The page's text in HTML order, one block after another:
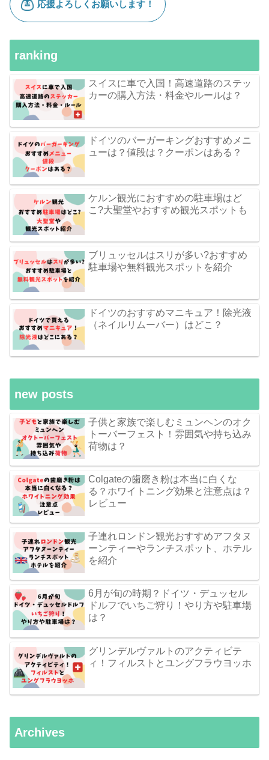
ranking
スイスに車で入国！高速道路のステッ
カーの購入方法・料金やルールは？
ドイツのバーガーキングおすすめメニ
ューは？値段は？クーポンはある？
ケルン観光におすすめの駐車場はど
こ?大聖堂やおすすめ観光スポットも
ブリュッセルはスリが多い?おすすめ
駐車場や無料観光スポットを紹介
ドイツのおすすめマニキュア！除光液
（ネイルリムーバー）はどこ？
new posts
子供と家族で楽しむミュンヘンのオク
トーバーフェスト！雰囲気や持ち込み
荷物は？
Colgateの歯磨き粉は本当に白くな
る？ホワイトニング効果と注意点は？
レビュー
子連れロンドン観光おすすめアフタヌ
ーンティーやランチスポット、ホテル
を紹介
6月が旬の時期？ドイツ・デュッセル
ドルフでいちご狩り！やり方や駐車場
は？
グリンデルヴァルトのアクティビテ
ィ！フィルストとユングフラウヨッホ
Archives